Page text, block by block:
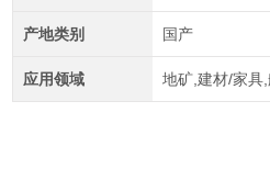
产地类别 国产
应用领域 地矿,建材/家具